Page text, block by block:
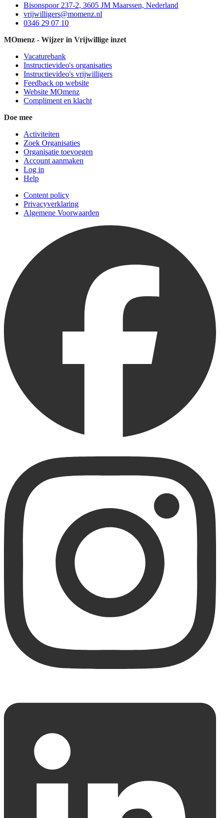
Bisonspoor 237-2, 3605 JM Maarssen, Nederland
vrijwilligers@momenz.nl
0346 29 07 10
MOmenz - Wijzer in Vrijwillige inzet
Vacaturebank
Instructievideo's organisaties
Instructievideo's vrijwilligers
Feedback op website
Website MOmenz
Compliment en klacht
Doe mee
Activiteiten
Zoek Organisaties
Organisatie toevoegen
Account aanmaken
Log in
Help
Content policy
Privacyverklaring
Algemene Voorwaarden